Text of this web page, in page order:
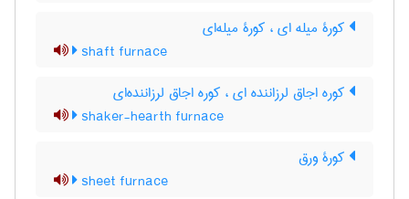
کورۀ میله ای ، کورۀ میله‌ای
shaft furnace
کوره اجاق لرزاننده ای ، کوره اجاق لرزاننده‌ای
shaker-hearth furnace
کورۀ ورق
sheet furnace